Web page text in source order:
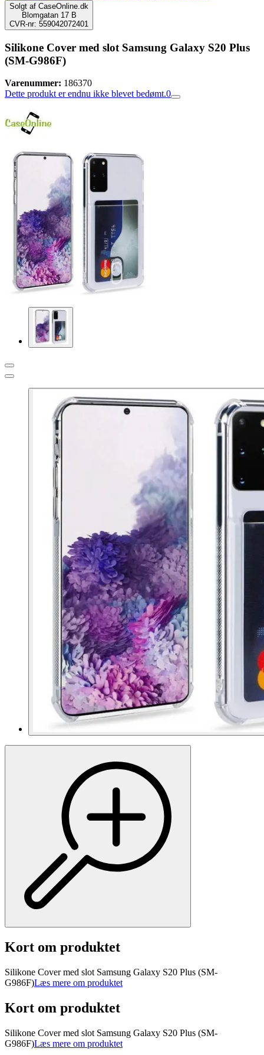
Solgt af CaseOnline.dk
Blomgatan 17 B
CVR-nr: 559042072401
Silikone Cover med slot Samsung Galaxy S20 Plus
(SM-G986F)
Varenummer: 186370
Dette produkt er endnu ikke blevet bedømt.0
Kort om produktet
Silikone Cover med slot Samsung Galaxy S20 Plus (SM-
G986F)Læs mere om produktet
Kort om produktet
Silikone Cover med slot Samsung Galaxy S20 Plus (SM-
G986F)Læs mere om produktet